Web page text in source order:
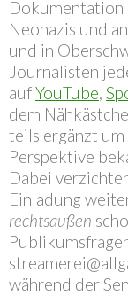
Dokumentation
Neonazis und
und in
Journalisten
aufYouTube,
dem
teils ergänzt
Perspektive
Dabei
Einladung
rechtsaußen
während der